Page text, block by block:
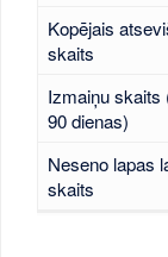
Kopējais
skaits
Izmaiņu skaits
90 dienas)
Neseno lapas
skaits